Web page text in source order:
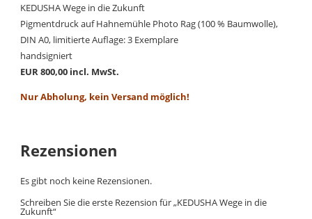
KEDUSHA Wege in die Zukunft
Pigmentdruck auf Hahnemühle Photo Rag (100 % Baumwolle),
DIN A0, limitierte Auflage: 3 Exemplare
handsigniert
EUR 800,00 incl. MwSt.
Nur Abholung, kein Versand möglich!
Rezensionen
Es gibt noch keine Rezensionen.
Schreiben Sie die erste Rezension für „KEDUSHA Wege in die
Zukunft“